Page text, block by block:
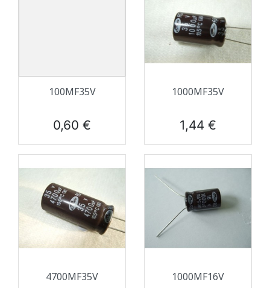
100ΜF35V
Prix
0,60 €
1000ΜF35V
Prix
1,44 €
4700ΜF35V 1000ΜF16V